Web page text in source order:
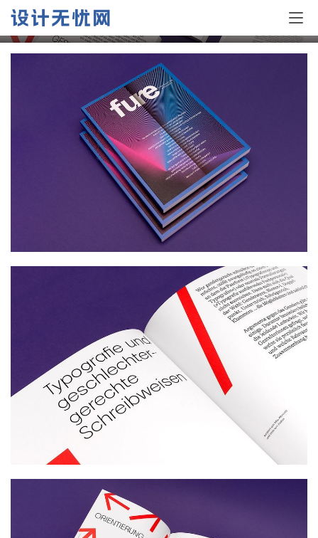
FURE杂志版式设计